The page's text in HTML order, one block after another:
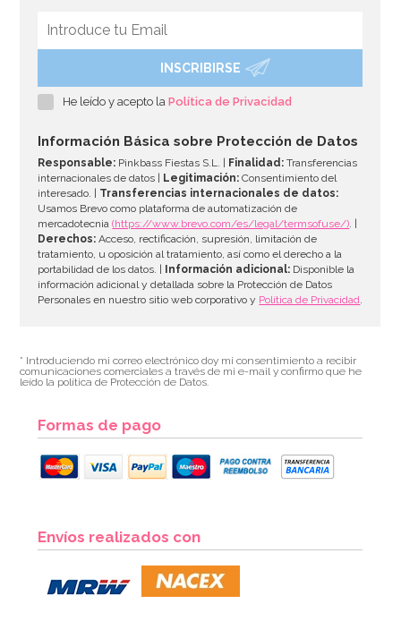
Cortador de Galletas Redondo 6 cm
AÑADIR
INSCRIBIRSE
He leído y acepto laPolítica de Privacidad
Información Básica sobre Protección de Datos
Responsable: Pinkbass Fiestas S.L. | Finalidad: Transferencias
internacionales de datos |
Legitimación: Consentimiento del
interesado. | Transferencias internacionales de datos:
Usamos Brevo como plataforma de automatización de
mercadotecnia(https://www.brevo.com/es/legal/termsofuse/). |
Derechos: Acceso, rectificación, supresión, limitación de
tratamiento, u oposición al tratamiento, así como el derecho a la
portabilidad de los datos. |
Información adicional: Disponible la
información adicional y detallada sobre la Protección de Datos
Personales en nuestro sitio web corporativo y Política de Privacidad.
* Introduciendo mi correo electrónico doy mi consentimiento a recibir
comunicaciones comerciales a través de mi e-mail y confirmo que he
leído la política de Protección de Datos.
Formas de pago
Envíos realizados con